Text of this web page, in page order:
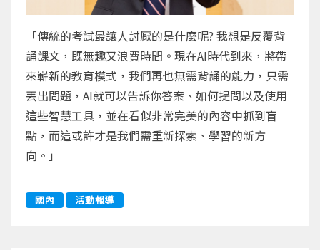
「傳統的考試最讓人討厭的是什麼呢? 我想是反覆背
誦課文，既無趣又浪費時間。現在AI時代到來，將帶
來嶄新的教育模式，我們再也無需背誦的能力，只需
丟出問題，AI就可以告訴你答案、如何提問以及使用
這些智慧工具，並在看似非常完美的內容中抓到盲
點，而這或許才是我們需重新探索、學習的新方
向。」
國內 活動報導